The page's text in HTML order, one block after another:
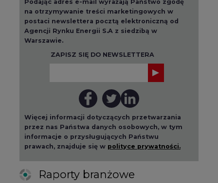
na otrzymywanie treści marketingowych w
postaci newslettera pocztą elektroniczną od
Agencji Rynku Energii S.A z siedzibą w
Warszawie.
ZAPISZ SIĘ DO NEWSLETTERA
Więcej informacji dotyczących przetwarzania
przez nas Państwa danych osobowych, w tym
informacje o przysługujących Państwu
prawach, znajduje się w polityce prywatności.
Raporty branżowe